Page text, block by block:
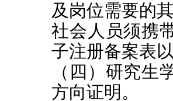
及岗位需要的
社会人员须携
子注册备案表
（四）研究生
方向证明。